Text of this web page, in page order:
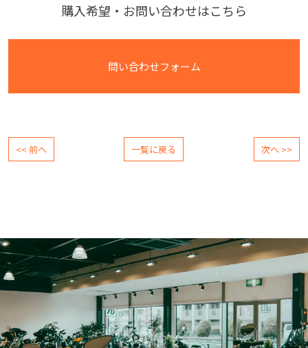
購入希望・お問い合わせはこちら
問い合わせフォーム
<< 前へ 一覧に戻る 次へ >>